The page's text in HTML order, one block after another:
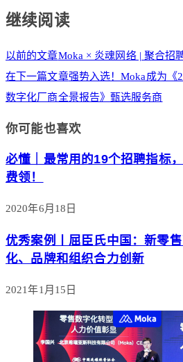
继续阅读
以前的文章Moka × 炎魂网络 | 聚合招
在下一篇文章强势入选！Moka成为《
数字化厂商全景报告》甄选服务商
你可能也喜欢
必懂｜最常用的19个招聘指标
费领！
2020年6月18日
优秀案例丨屈臣氏中国：新零
化、品牌和组织合力创新
2021年1月15日